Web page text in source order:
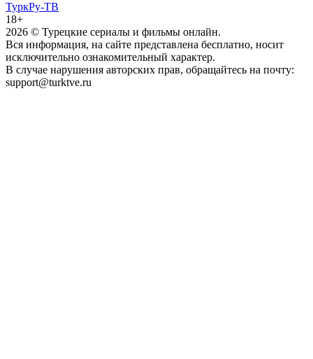
ТуркРу-ТВ
18+
2026 © Турецкие сериалы и фильмы онлайн.
Вся информация, на сайте представлена бесплатно, носит
исключительно ознакомительный характер.
В случае нарушения авторских прав, обращайтесь на почту:
support@turktve.ru